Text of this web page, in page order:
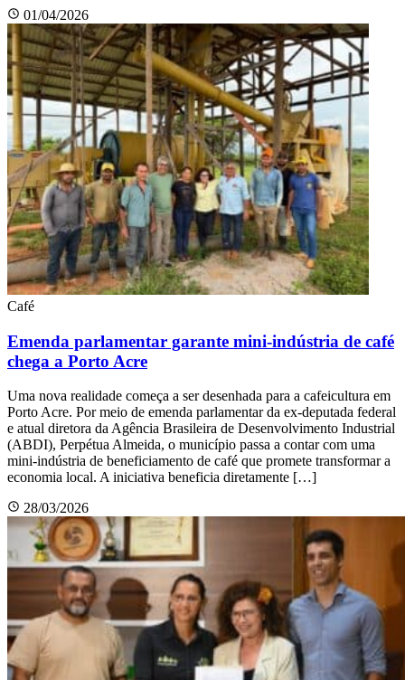
01/04/2026
Café
Emenda parlamentar garante mini-indústria de café
chega a Porto Acre
Uma nova realidade começa a ser desenhada para a cafeicultura em
Porto Acre. Por meio de emenda parlamentar da ex-deputada federal
e atual diretora da Agência Brasileira de Desenvolvimento Industrial
(ABDI), Perpétua Almeida, o município passa a contar com uma
mini-indústria de beneficiamento de café que promete transformar a
economia local. A iniciativa beneficia diretamente […]
28/03/2026